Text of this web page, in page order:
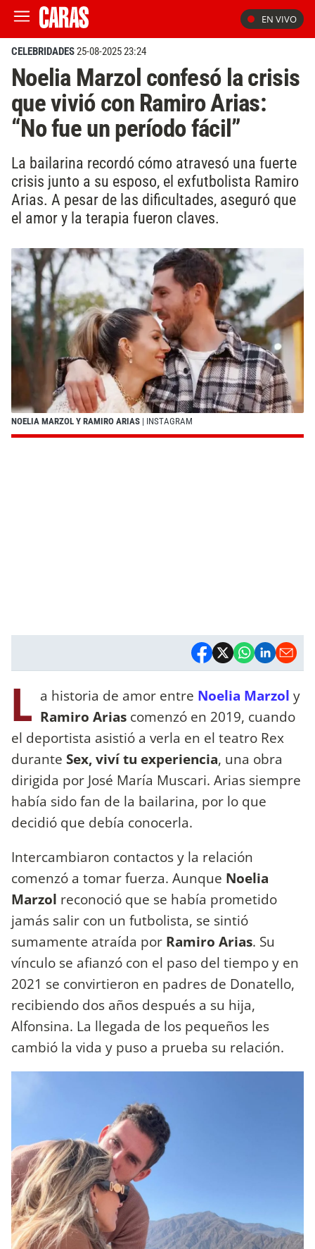
EN VIVO
CELEBRIDADES25-08-2025 23:24
Noelia Marzol confesó la crisis
que vivió con Ramiro Arias:
“No fue un período fácil”
La bailarina recordó cómo atravesó una fuerte
crisis junto a su esposo, el exfutbolista Ramiro
Arias. A pesar de las dificultades, aseguró que
el amor y la terapia fueron claves.
NOELIA MARZOL Y RAMIRO ARIAS | INSTAGRAM
L a historia de amor entre Noelia Marzol y
Ramiro Arias comenzó en 2019, cuando
el deportista asistió a verla en el teatro Rex
durante Sex, viví tu experiencia, una obra
dirigida por José María Muscari. Arias siempre
había sido fan de la bailarina, por lo que
decidió que debía conocerla.
Intercambiaron contactos y la relación
comenzó a tomar fuerza. Aunque Noelia
Marzol reconoció que se había prometido
jamás salir con un futbolista, se sintió
sumamente atraída por Ramiro Arias. Su
vínculo se afianzó con el paso del tiempo y en
2021 se convirtieron en padres de Donatello,
recibiendo dos años después a su hija,
Alfonsina. La llegada de los pequeños les
cambió la vida y puso a prueba su relación.